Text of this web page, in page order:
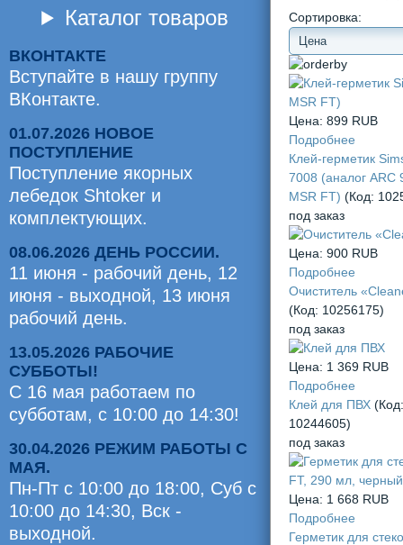
Каталог товаров
ВКОНТАКТЕ
Вступайте в нашу группу
ВКонтакте.
01.07.2026 НОВОЕ
ПОСТУПЛЕНИЕ
Поступление якорных
лебедок Shtoker и
комплектующих.
08.06.2026 ДЕНЬ РОССИИ.
11 июня - рабочий день, 12
июня - выходной, 13 июня
рабочий день.
13.05.2026 РАБОЧИЕ
СУББОТЫ!
С 16 мая работаем по
субботам, с 10:00 до 14:30!
30.04.2026 РЕЖИМ РАБОТЫ С
МАЯ.
Пн-Пт с 10:00 до 18:00, Суб c
10:00 до 14:30, Вск -
выходной.
Сортировка:
Цена: 899 RUB
Подробнее
Клей-герметик
7008 (аналог ARC
MSR FT) (Код:
под заказ
Цена: 900 RUB
Подробнее
Очиститель
(Код: 10256175)
под заказ
Цена: 1 369 RUB
Подробнее
Клей для ПВХ (Код:
10244605)
под заказ
Цена: 1 668 RUB
Подробнее
Герметик для